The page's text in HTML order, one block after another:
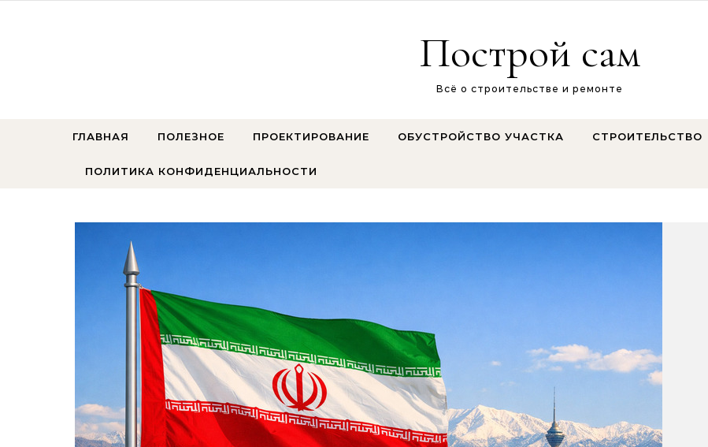
Построй сам
Всё о строительстве и ремонте
ГЛАВНАЯ ПОЛЕЗНОЕ ПРОЕКТИРОВАНИЕ ОБУСТРОЙСТВО УЧАСТКА СТРОИТЕЛЬСТВО
ПОЛИТИКА КОНФИДЕНЦИАЛЬНОСТИ